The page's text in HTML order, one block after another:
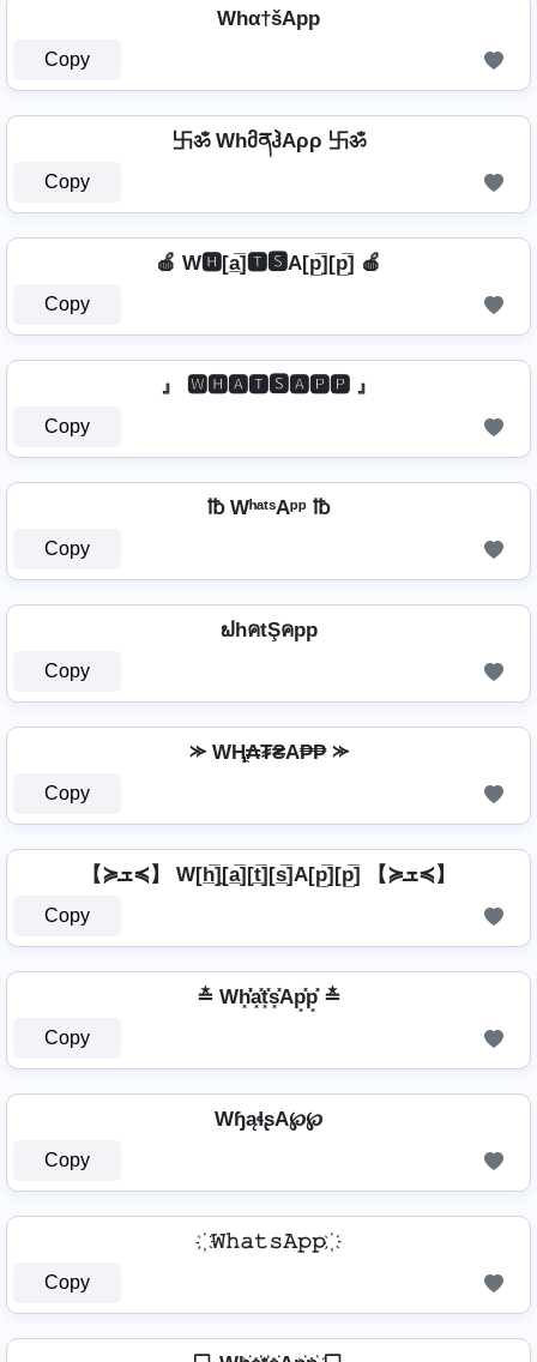
Whα†šApp
Copy
卐ॐ WhმནჰAρρ 卐ॐ
Copy
🍎 W🅷[a̲̅]🆃🆂A[p̲̅][p̲̅] 🍎
Copy
』 🆆🅷🅰🆃🆂🅰🅿🅿 』
Copy
℔ WʰᵃᵗˢAᵖᵖ ℔
Copy
ຟhคtŞคpp
Copy
⪼ WⱧ̼₳₮₴A₱₱ ⪼
Copy
【≽ܫ≼】 W[h̲̅]̼[a̲̅][t̲̅][s̲̅]A[p̲̅][p̲̅] 【≽ܫ≼】
Copy
≛ Wh͓̽̾a͓̽t͓̽s͓̽Ap͓̽p͓̽ ≛
Copy
WɧąɬʂA℘℘
Copy
҉ 𝚆𝚑𝚊𝚝𝚜𝙰𝚙𝚙 ҉
Copy